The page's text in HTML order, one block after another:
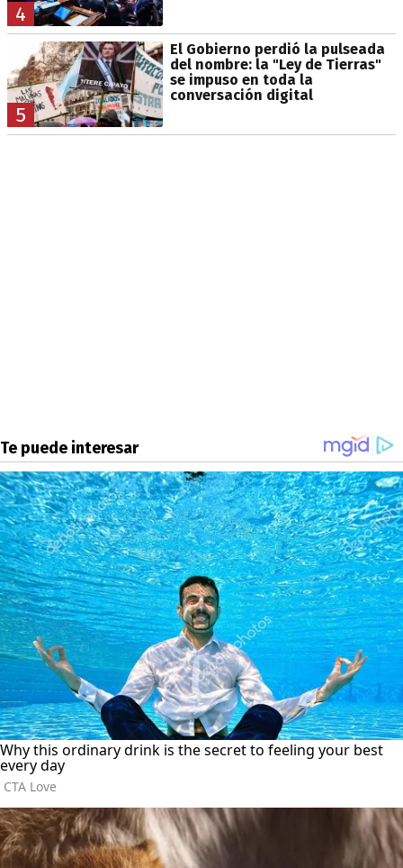
4
5
El Gobierno perdió la pulseada
del nombre: la "Ley de Tierras"
se impuso en toda la
conversación digital